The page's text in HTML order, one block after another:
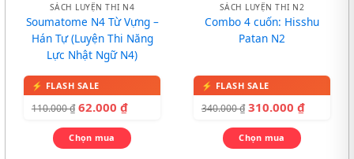
SÁCH LUYỆN THI N4
Soumatome N4 Từ Vựng –
Hán Tự (Luyện Thi Năng
Lực Nhật Ngữ N4)
110.000₫ 62.000 ₫
Chọn mua
SÁCH LUYỆN THI N2
Combo 4 cuốn: Hisshu
Patan N2
340.000₫ 310.000 ₫
Chọn mua